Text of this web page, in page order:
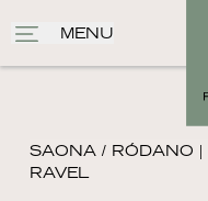
MENU
SAONA / RÓDANO |
RAVEL